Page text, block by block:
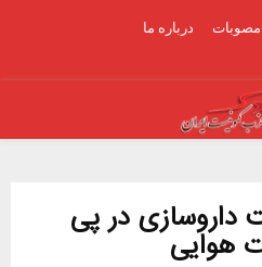
مصوبات درباره ما
در پی
هوایی